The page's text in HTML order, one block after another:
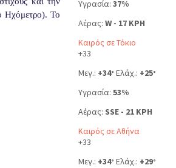
Ηχόμετρο). Το
Υγρασία: 37%
Αέρας: W - 17 KPH
Καιρός σε Τόκιο
+33
Μεγ.: +34° Ελάχ.: +25°
Υγρασία: 53%
Αέρας: SSE - 21 KPH
Καιρός σε Αθήνα
+33
Μεγ.: +34° Ελάχ.: +29°